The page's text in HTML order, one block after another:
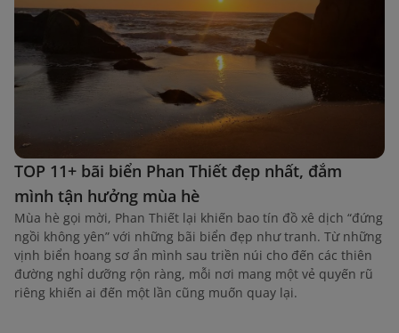
TOP 11+ bãi biển Phan Thiết đẹp nhất, đắm
mình tận hưởng mùa hè
Mùa hè gọi mời, Phan Thiết lại khiến bao tín đồ xê dịch “đứng
ngồi không yên” với những bãi biển đẹp như tranh. Từ những
vịnh biển hoang sơ ẩn mình sau triền núi cho đến các thiên
đường nghỉ dưỡng rộn ràng, mỗi nơi mang một vẻ quyến rũ
riêng khiến ai đến một lần cũng muốn quay lại.